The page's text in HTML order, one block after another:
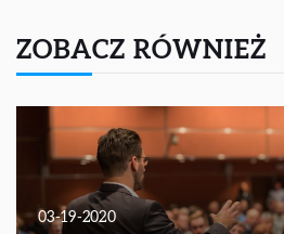
ZOBACZ RÓWNIEŻ
03-19-2020